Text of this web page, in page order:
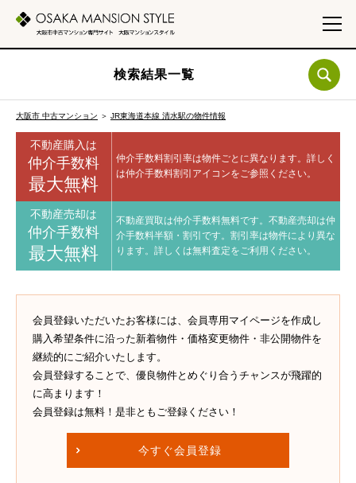
検索結果一覧
大阪市 中古マンション ＞ JR東海道本線 清水駅の物件情報
不動産購入は
仲介手数料
最大無料
仲介手数料割引率は物件ごとに異なります。 詳しく
は仲介手数料割引アイコンをご参照ください。
不動産売却は
仲介手数料
最大無料
不動産買取は仲介手数料無料です。 不動産売却は仲
介手数料半額・割引です。 割引率は物件により異な
ります。 詳しくは無料査定をご利用ください。
会員登録いただいたお客様には、会員専用マイページを作成し
購入希望条件に沿った新着物件・価格変更物件・非公開物件を
継続的にご紹介いたします。
会員登録することで、優良物件とめぐり合うチャンスが飛躍的
に高まります！
会員登録は無料！是非ともご登録ください！
今すぐ会員登録